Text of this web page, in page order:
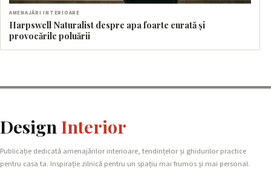
AMENAJĂRI INTERIOARE
Harpswell Naturalist despre apa foarte curată și
provocările poluării
Design Interior
Publicație dedicată amenajărilor interioare, tendințelor și ghidurilor practice
pentru casa ta. Inspirație zilnică pentru un spațiu mai frumos și mai personal.